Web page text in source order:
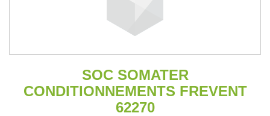
SOC SOMATER
CONDITIONNEMENTS FREVENT
62270